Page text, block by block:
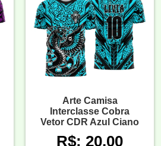
Arte Camisa
Interclasse Cobra
Vetor CDR Azul Ciano
R$: 20,00